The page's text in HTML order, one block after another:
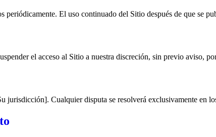
periódicamente. El uso continuado del Sitio después de que se
el acceso al Sitio a nuestra discreción, sin previo aviso,
jurisdicción]. Cualquier disputa se resolverá exclusivamente en